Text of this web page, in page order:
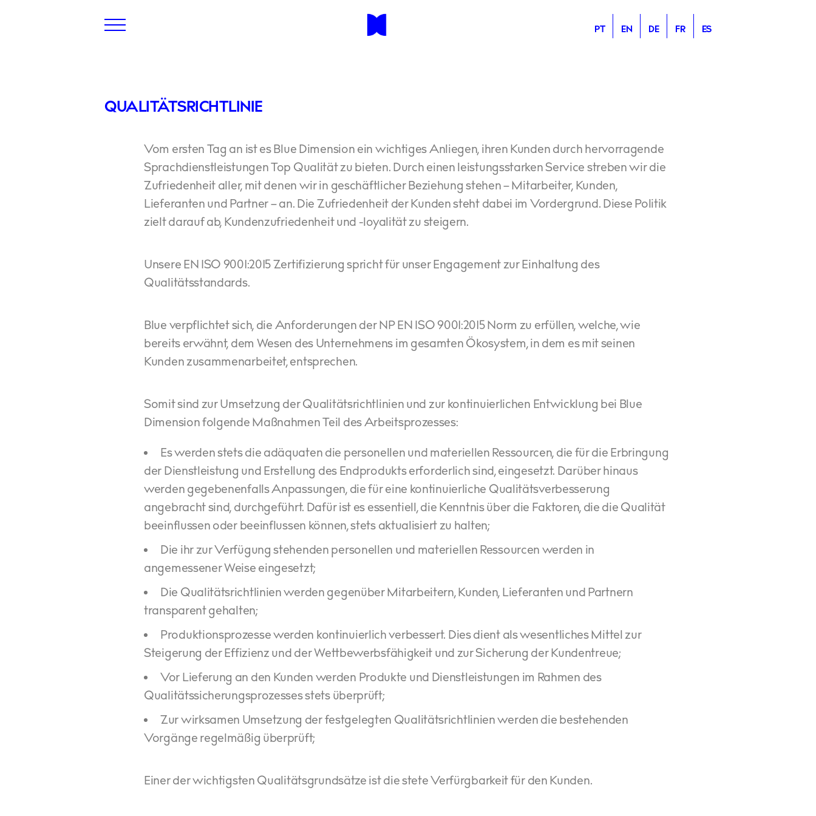
PT EN DE FR ES
QUALITÄTSRICHTLINIE
Vom ersten Tag an ist es Blue Dimension ein wichtiges Anliegen, ihren Kunden durch hervorragende
Sprachdienstleistungen Top Qualität zu bieten. Durch einen leistungsstarken Service streben wir die
Zufriedenheit aller, mit denen wir in geschäftlicher Beziehung stehen – Mitarbeiter, Kunden,
Lieferanten und Partner – an. Die Zufriedenheit der Kunden steht dabei im Vordergrund. Diese Politik
zielt darauf ab, Kundenzufriedenheit und -loyalität zu steigern.
Unsere EN ISO 9001:2015 Zertifizierung spricht für unser Engagement zur Einhaltung des
Qualitätsstandards.
Blue verpflichtet sich, die Anforderungen der NP EN ISO 9001:2015 Norm zu erfüllen, welche, wie
bereits erwähnt, dem Wesen des Unternehmens im gesamten Ökosystem, in dem es mit seinen
Kunden zusammenarbeitet, entsprechen.
Somit sind zur Umsetzung der Qualitätsrichtlinien und zur kontinuierlichen Entwicklung bei Blue
Dimension folgende Maßnahmen Teil des Arbeitsprozesses:
Es werden stets die adäquaten die personellen und materiellen Ressourcen, die für die Erbringung
der Dienstleistung und Erstellung des Endprodukts erforderlich sind, eingesetzt. Darüber hinaus
werden gegebenenfalls Anpassungen, die für eine kontinuierliche Qualitätsverbesserung
angebracht sind, durchgeführt. Dafür ist es essentiell, die Kenntnis über die Faktoren, die die Qualität
beeinflussen oder beeinflussen können, stets aktualisiert zu halten;
Die ihr zur Verfügung stehenden personellen und materiellen Ressourcen werden in
angemessener Weise eingesetzt;
Die Qualitätsrichtlinien werden gegenüber Mitarbeitern, Kunden, Lieferanten und Partnern
transparent gehalten;
Produktionsprozesse werden kontinuierlich verbessert. Dies dient als wesentliches Mittel zur
Steigerung der Effizienz und der Wettbewerbsfähigkeit und zur Sicherung der Kundentreue;
Vor Lieferung an den Kunden werden Produkte und Dienstleistungen im Rahmen des
Qualitätssicherungsprozesses stets überprüft;
Zur wirksamen Umsetzung der festgelegten Qualitätsrichtlinien werden die bestehenden
Vorgänge regelmäßig überprüft;
Einer der wichtigsten Qualitätsgrundsätze ist die stete Verfürgbarkeit für den Kunden.